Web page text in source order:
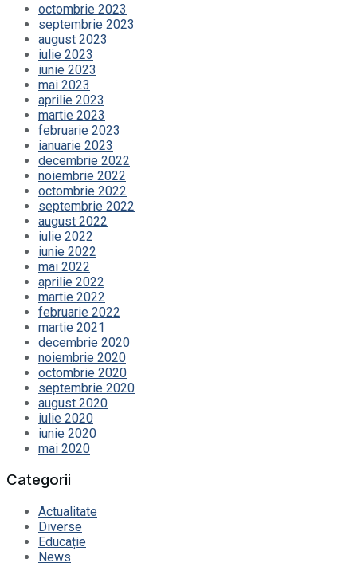
octombrie 2023
septembrie 2023
august 2023
iulie 2023
iunie 2023
mai 2023
aprilie 2023
martie 2023
februarie 2023
ianuarie 2023
decembrie 2022
noiembrie 2022
octombrie 2022
septembrie 2022
august 2022
iulie 2022
iunie 2022
mai 2022
aprilie 2022
martie 2022
februarie 2022
martie 2021
decembrie 2020
noiembrie 2020
octombrie 2020
septembrie 2020
august 2020
iulie 2020
iunie 2020
mai 2020
Categorii
Actualitate
Diverse
Educație
News